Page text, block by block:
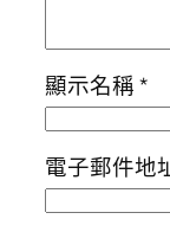
顯示名稱*
電子郵件地